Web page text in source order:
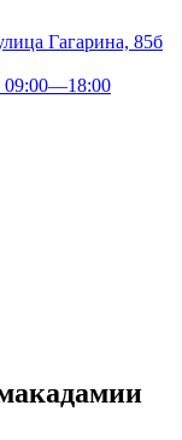
Гагарина, 85б
09:00—18:00